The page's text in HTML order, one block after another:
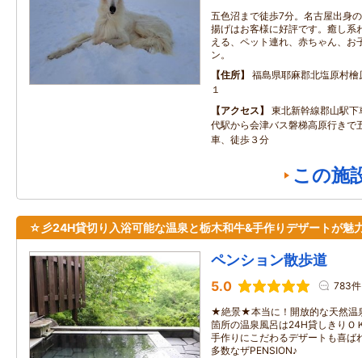
五色沼まで徒歩7分。名古屋出身
揚げはお客様に好評です。癒し系
える、ペット連れ、赤ちゃん、お
ン。
住所
福島県耶麻郡北塩原村
１
アクセス
東北新幹線郡山駅
代駅から会津バス磐梯高原行きで
車、徒歩３分
この施
☆彡24H貸切り入浴可能な温泉と栃木和牛&手作りデザートが魅
ペンション散歩道
5.0 783件
★絶景★本当に！開放的な天然温
箇所の温泉風呂は24H貸しきりＯ
手作りにこだわるデザートも喜ば
多数なザPENSION♪